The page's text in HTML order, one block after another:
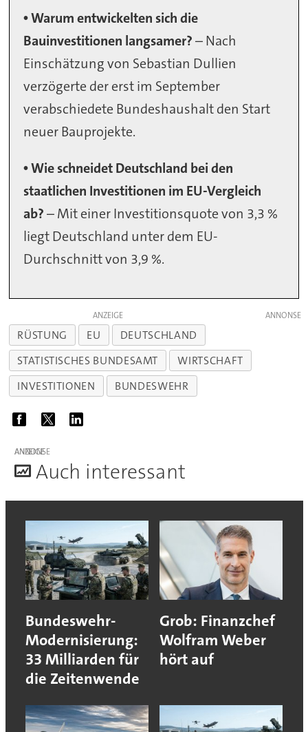
• Warum entwickelten sich die
Bauinvestitionen langsamer?– Nach
Einschätzung von Sebastian Dullien
verzögerte der erst im September
verabschiedete Bundeshaushalt den Start
neuer Bauprojekte.
• Wie schneidet Deutschland bei den
staatlichen Investitionen im EU-Vergleich
ab?– Mit einer Investitionsquote von 3,3 %
liegt Deutschland unter dem EU-
Durchschnitt von 3,9 %.
ANZEIGE
RÜSTUNG EU
DEUTSCHLAND
STATISTISCHES BUNDESAMT
WIRTSCHAFT
INVESTITIONEN
BUNDESWEHR
ANZEIGE
Auch interessant
Bundeswehr-
Modernisierung:
33 Milliarden für
die Zeitenwende
Grob: Finanzchef
Wolfram Weber
hört auf